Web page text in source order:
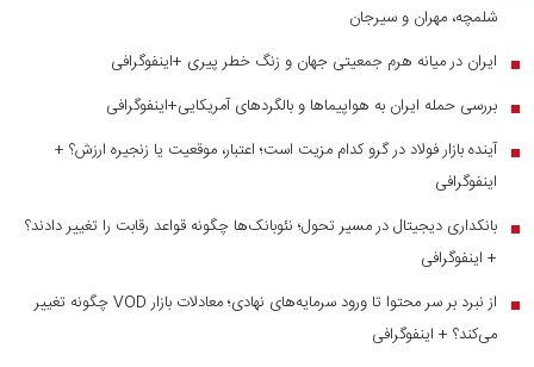
شلمچه، مهران و سیرجان
■ ایران در میانه هرم جمعیتی جهان و زنگ خطر پیری +اینفوگرافی
■ بررسی حمله ایران به هواپیماها و بالگردهای آمریکایی+اینفوگرافی
■ آینده بازار فولاد در گرو کدام مزیت است؛ اعتبار، موقعیت یا زنجیره ارزش؟ +
اینفوگرافی
■ بانکداری دیجیتال در مسیر تحول؛ نئوبانک‌ها چگونه قواعد رقابت را تغییر دادند؟
+ اینفوگرافی
■
از نبرد بر سر محتوا تا ورود سرمایه‌های نهادی؛ معادلات بازار VOD چگونه تغییر
می‌کند؟ + اینفوگرافی